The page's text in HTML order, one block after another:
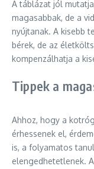
A táblázat jól
magasabbak, de a
nyújtanak. A kisebb
bérek, de az
kompenzálhatja a
Tippek a
Ahhoz, hogy a
érhessenek el,
is, a folyamatos
elengedhetetlenek.